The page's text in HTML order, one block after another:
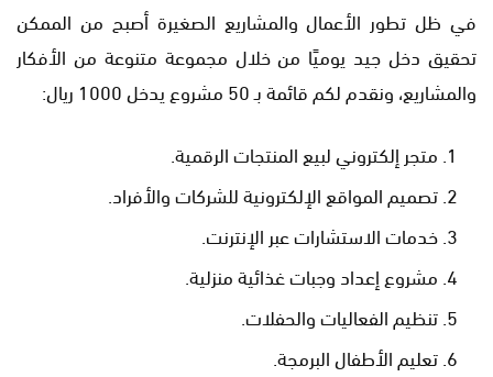
في ظل تطور الأعمال والمشاريع الصغيرة أصبح من الممكن
تحقيق دخل جيد يوميًا من خلال مجموعة متنوعة من الأفكار
والمشاريع، ونقدم لكم قائمة بـ 50 مشروع يدخل 1000 ريال:
متجر إلكتروني لبيع المنتجات الرقمية.
تصميم المواقع الإلكترونية للشركات والأفراد.
خدمات الاستشارات عبر الإنترنت.
مشروع إعداد وجبات غذائية منزلية.
تنظيم الفعاليات والحفلات.
تعليم الأطفال البرمجة.